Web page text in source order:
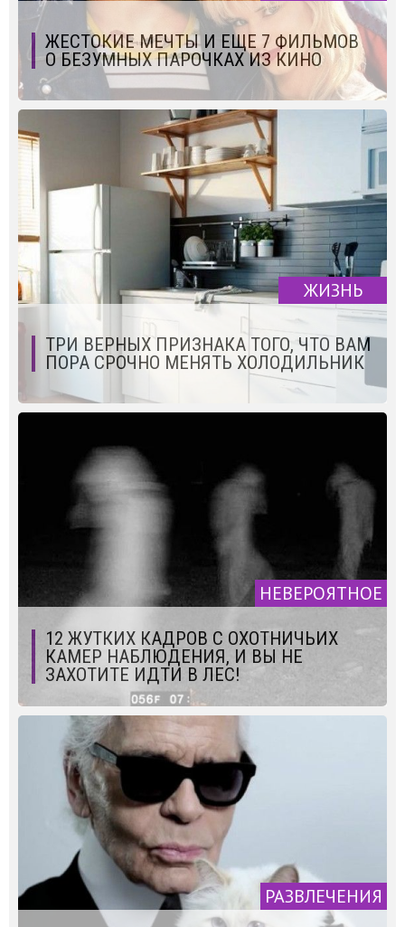
ЖЕСТОКИЕ МЕЧТЫ И ЕЩЕ 7 ФИЛЬМОВ
О БЕЗУМНЫХ ПАРОЧКАХ ИЗ КИНО
ЖИЗНЬ
ТРИ ВЕРНЫХ ПРИЗНАКА ТОГО, ЧТО ВАМ
ПОРА СРОЧНО МЕНЯТЬ ХОЛОДИЛЬНИК
НЕВЕРОЯТНОЕ
12 ЖУТКИХ КАДРОВ С ОХОТНИЧЬИХ
КАМЕР НАБЛЮДЕНИЯ, И ВЫ НЕ
ЗАХОТИТЕ ИДТИ В ЛЕС!
РАЗВЛЕЧЕНИЯ